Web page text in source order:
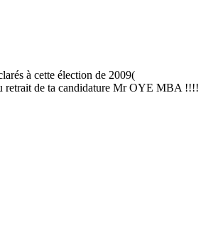
à cette élection de 2009(
retrait de ta candidature Mr OYE MBA !!!!